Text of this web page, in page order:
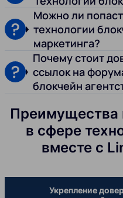
Можно ли
технологии
маркетинга?
Почему стоит
ссылок на
блокчейн
Преимущества
в сфере
вместе с
Укрепление